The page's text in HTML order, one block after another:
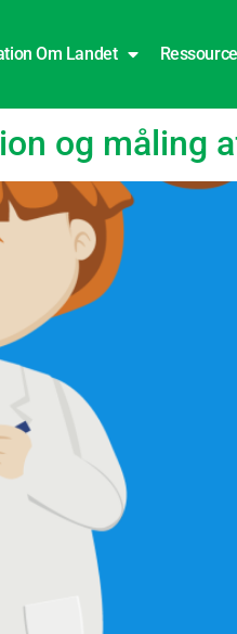
Om Landet
og måling